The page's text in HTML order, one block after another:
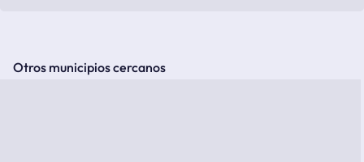
Otros municipios cercanos